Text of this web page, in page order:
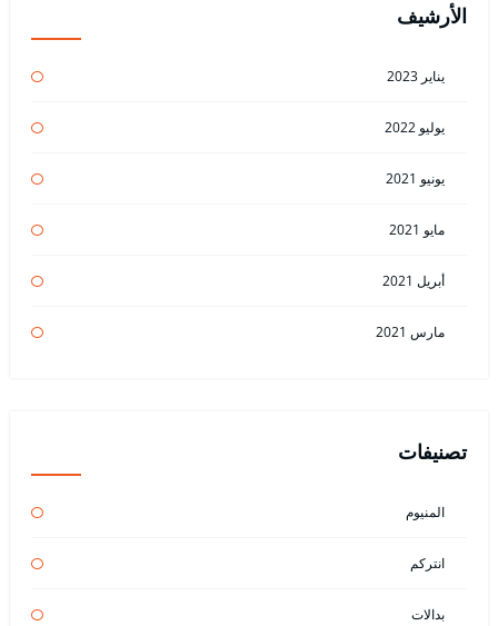
الأرشيف
يناير 2023
يوليو 2022
يونيو 2021
مايو 2021
أبريل 2021
مارس 2021
تصنيفات
المنيوم
انتركم
بدالات